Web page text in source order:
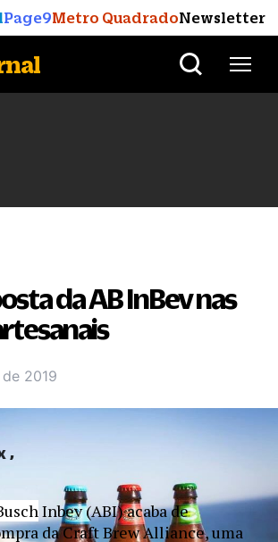
Page9Metro QuadradoNewsletter
da AB InBev nas
2019
Inbev (ABI) acaba de